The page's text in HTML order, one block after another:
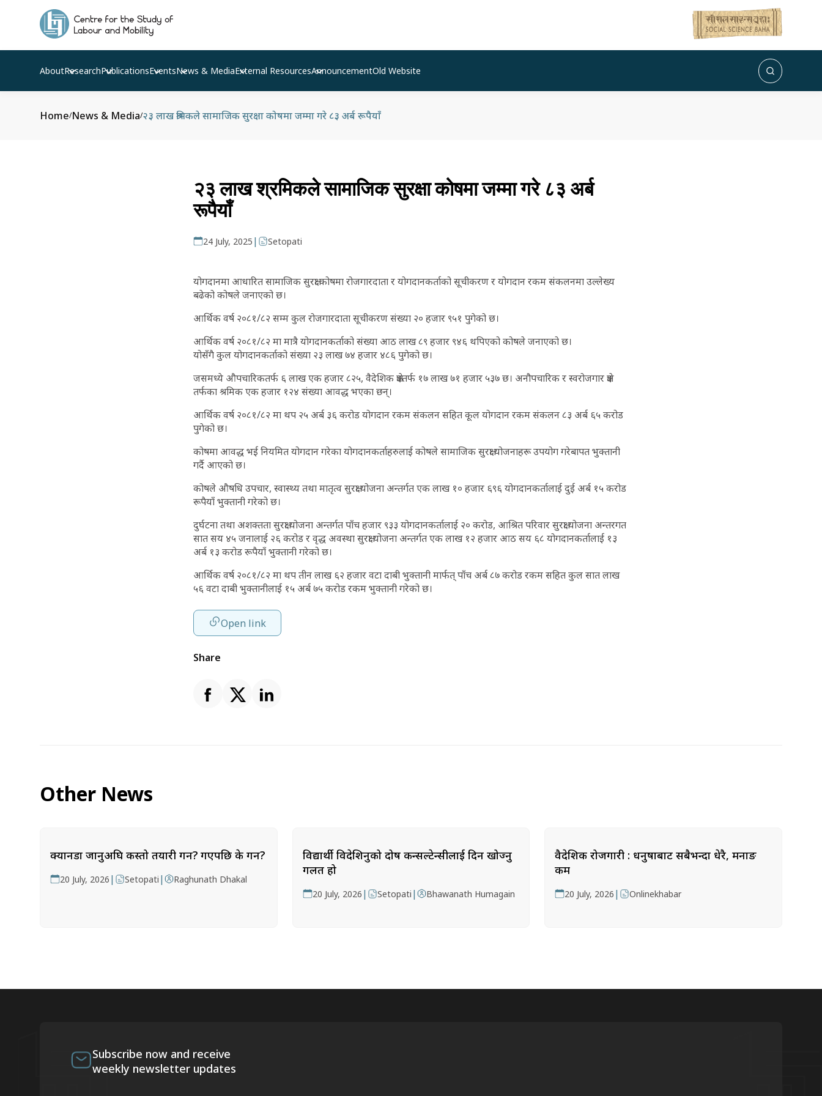
AboutResearchPublicationsEventsNews & MediaExternal ResourcesAnnouncementOld Website
Home/News & Media/२३ लाख श्रमिकले सामाजिक सुरक्षा कोषमा जम्मा गरे ८३ अर्ब रूपैयाँ
२३ लाख श्रमिकले सामाजिक सुरक्षा कोषमा जम्मा गरे ८३ अर्ब
रूपैयाँ
24 July, 2025 | Setopati
योगदानमा आधारित सामाजिक सुरक्षा कोषमा रोजगारदाता र योगदानकर्ताको सूचीकरण र योगदान रकम संकलनमा उल्लेख्य
बढेको कोषले जनाएको छ।
आर्थिक वर्ष २०८१/८२ सम्म कुल रोजगारदाता सूचीकरण संख्या २० हजार ९५१ पुगेको छ।
आर्थिक वर्ष २०८१/८२ मा मात्रै योगदानकर्ताको संख्या आठ लाख ८९ हजार ९४६ थपिएको कोषले जनाएको छ।
योसँगै कुल योगदानकर्ताको संख्या २३ लाख ७४ हजार ४८६ पुगेको छ।
जसमध्ये औपचारिकतर्फ ६ लाख एक हजार ८२५, वैदेशिक क्षेत्रतर्फ १७ लाख ७१ हजार ५३७ छ। अनौपचारिक र स्वरोजगार क्षेत्र
तर्फका श्रमिक एक हजार १२४ संख्या आवद्ध भएका छन्।
आर्थिक वर्ष २०८१/८२ मा थप २५ अर्ब ३६ करोड योगदान रकम संकलन सहित कूल योगदान रकम संकलन ८३ अर्ब ६५ करोड
पुगेको छ।
कोषमा आवद्ध भई नियमित योगदान गरेका योगदानकर्ताहरुलाई कोषले सामाजिक सुरक्षा योजनाहरू उपयोग गरेबापत भुक्तानी
गर्दै आएको छ।
कोषले औषधि उपचार, स्वास्थ्य तथा मातृत्व सुरक्षा योजना अन्तर्गत एक लाख १० हजार ६९६ योगदानकर्तालाई दुई अर्ब १५ करोड
रूपैयाँ भुक्तानी गरेको छ।
दुर्घटना तथा अशक्तता सुरक्षा योजना अन्तर्गत पाँच हजार ९३३ योगदानकर्तालाई २० करोड, आश्रित परिवार सुरक्षा योजना अन्तरगत
सात सय ४५ जनालाई २६ करोड र वृद्ध अवस्था सुरक्षा योजना अन्तर्गत एक लाख १२ हजार आठ सय ६८ योगदानकर्तालाई १३
अर्ब १३ करोड रूपैयाँ भुक्तानी गरेको छ।
आर्थिक वर्ष २०८१/८२ मा थप तीन लाख ६२ हजार वटा दाबी भुक्तानी मार्फत् पाँच अर्ब ८७ करोड रकम सहित कुल सात लाख
५६ वटा दाबी भुक्तानीलाई १५ अर्ब ७५ करोड रकम भुक्तानी गरेको छ।
Open link
Share
Other News
क्यानडा जानुअघि कस्तो तयारी गर्ने? गएपछि के गर्ने?
20 July, 2026 | Setopati | Raghunath Dhakal
विद्यार्थी विदेशिनुको दोष कन्सल्टेन्सीलाई दिन खोज्नु
गलत हो
20 July, 2026 | Setopati | Bhawanath Humagain
वैदेशिक रोजगारी : धनुषाबाट सबैभन्दा धेरै, मनाङ
कम
20 July, 2026 | Onlinekhabar
Subscribe now and receive
weekly newsletter updates